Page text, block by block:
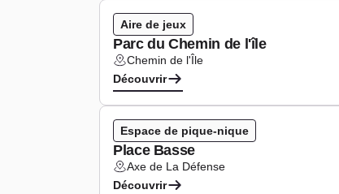
Aire de jeux
Parc du Chemin de l'île
Lieu :Chemin de l'Île
Découvrir
Espace de pique-nique
Place Basse
Lieu :Axe de La Défense
Découvrir